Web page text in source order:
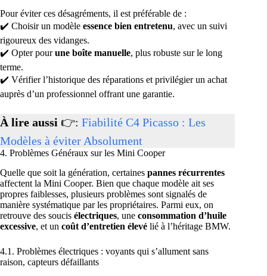
Pour éviter ces désagréments, il est préférable de :
✔️ Choisir un modèle essence bien entretenu, avec un suivi
rigoureux des vidanges.
✔️ Opter pourune boîte manuelle, plus robuste sur le long
terme.
✔️ Vérifier l’historique des réparations et privilégier un achat
auprès d’un professionnel offrant une garantie.
À lire aussi 👉: Fiabilité C4 Picasso : Les
Modèles à éviter Absolument
4. Problèmes Généraux sur les Mini Cooper
Quelle que soit la génération, certaines pannes récurrentes
affectent la Mini Cooper. Bien que chaque modèle ait ses
propres faiblesses, plusieurs problèmes sont signalés de
manière systématique par les propriétaires. Parmi eux, on
retrouve des soucis électriques, une consommation d’huile
excessive, et un coût d’entretien élevé lié à l’héritage BMW.
4.1. Problèmes électriques : voyants qui s’allument sans
raison, capteurs défaillants